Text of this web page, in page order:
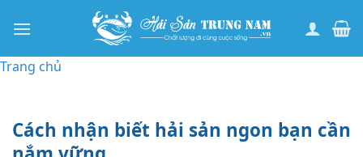
qua
dung
Trang chủ
Cách nhận biết hải sản ngon bạn cần